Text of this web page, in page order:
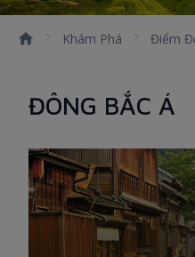
Khám Phá Điểm
ĐÔNG BẮC Á